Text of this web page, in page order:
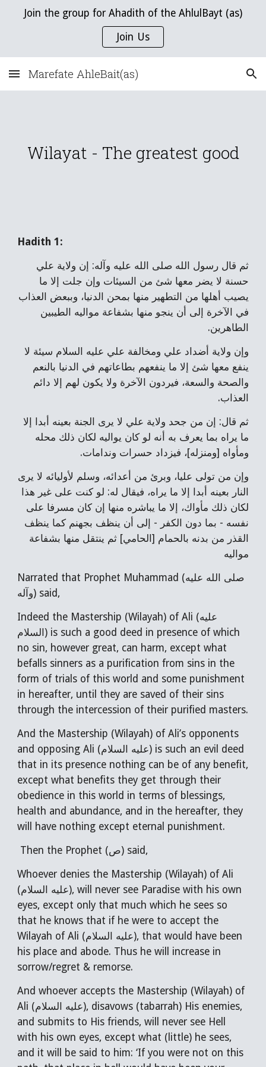
Skip to main content Skip to navigation
Join the group for Ahadith of the AhlulBayt (as)
Join Us
Marefate AhleBait(as)
Wilayat - The greatest good
Hadith 1:
ثم قال رسول الله صلى الله عليه وآله: إن ولاية علي
حسنة لا يضر معها شئ من السيئات وإن جلت إلا ما
يصيب أهلها من التطهير منها بمحن الدنيا، وببعض العذاب
في الآخرة إلى أن ينجو منها بشفاعة مواليه الطيبين
الطاهرين.
وإن ولاية أضداد علي ومخالفة علي عليه السلام سيئة لا
ينفع معها شئ إلا ما ينفعهم بطاعاتهم في الدنيا بالنعم
والصحة والسعة، فيردون الآخرة ولا يكون لهم إلا دائم
العذاب.
ثم قال: إن من جحد ولاية علي لا يرى الجنة بعينه أبدا إلا
ما يراه بما يعرف به أنه لو كان يواليه لكان ذلك محله
ومأواه [ومنزله]، فيزداد حسرات وندامات.
وإن من تولى عليا، وبرئ من أعدائه، وسلم لأوليائه لا يرى
النار بعينه أبدا إلا ما يراه، فيقال له: لو كنت على غير هذا
لكان ذلك مأواك، إلا ما يباشره منها إن كان مسرفا على
نفسه - بما دون الكفر - إلى أن ينظف بجهنم كما ينظف
القذر من بدنه بالحمام [الحامي] ثم ينتقل منها بشفاعة
مواليه
Narrated that Prophet Muhammad (صلى الله عليه
وآله) said,
Indeed the Mastership (Wilayah) of Ali (عليه
السلام) is such a good deed in presence of which
no sin, however great, can harm, except what
befalls sinners as a purification from sins in the
form of trials of this world and some punishment
in hereafter, until they are saved of their sins
through the intercession of their purified masters.
And the Mastership (Wilayah) of Ali’s opponents
and opposing Ali (عليه السلام) is such an evil deed
that in its presence nothing can be of any benefit,
except what benefits they get through their
obedience in this world in terms of blessings,
health and abundance, and in the hereafter, they
will have nothing except eternal punishment.
Then the Prophet (ص) said,
Whoever denies the Mastership (Wilayah) of Ali
(عليه السلام), will never see Paradise with his own
eyes, except only that much which he sees so
that he knows that if he were to accept the
Wilayah of Ali (عليه السلام), that would have been
his place and abode. Thus he will increase in
sorrow/regret & remorse.
And whoever accepts the Mastership (Wilayah) of
Ali (عليه السلام), disavows (tabarrah) His enemies,
and submits to His friends, will never see Hell
with his own eyes, except what (little) he sees,
and it will be said to him: ‘If you were not on this